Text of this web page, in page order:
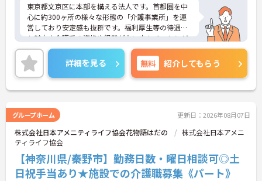
東京都文京区に本部を構える法人です。首都圏を中
心に約300ヶ所の様々な形態の「介護事業所」を運
営しており安定感も抜群です。福利厚生等の待遇面
も魅力♪介護系の資格や経験がない方もチャレンジ
OK◎資格取得支援もあり働きながらスキルアップも
目指します。ご興味ある方には、面接対策ポイント
など、さらに詳細をお話しいたしますのでお気軽に
ご相談ください！
詳細を見る 無料 紹介してもらう
グループホーム 更新日：2026年08月07日
株式会社日本アメニティライフ協会花物語はだの
株式会社日本アメニ
ティライフ協会
【神奈川県/秦野市】勤務日数・曜日相談可◎土
日祝手当あり★施設での介護職募集《パート》